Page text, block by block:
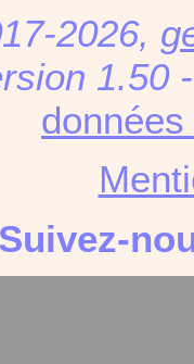
2026,
1.50
Suivez-